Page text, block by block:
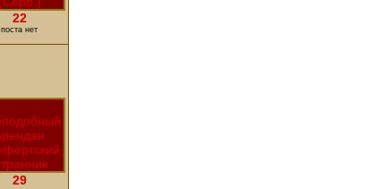
22
поста нет
29